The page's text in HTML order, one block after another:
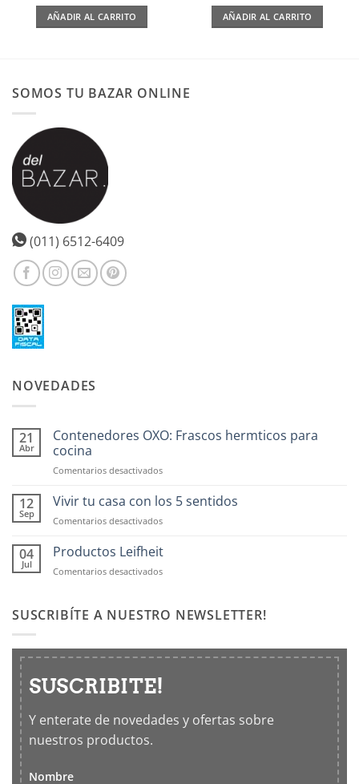
AÑADIR AL CARRITO AÑADIR AL CARRITO
SOMOS TU BAZAR ONLINE
(011) 6512-6409
NOVEDADES
21
Abr
Contenedores OXO: Frascos hermticos para
cocina
Comentarios desactivadosen
OXO:
Frascos
hermticos
cocina
12
Sep
Vivir tu casa con los 5 sentidos
Comentarios desactivadosen
tu
casa
con
sentidos
04
Jul
Productos Leifheit
Comentarios desactivadosen
SUSCRIBÍTE A NUESTRO NEWSLETTER!
SUSCRIBITE!
Y enterate de novedades y ofertas sobre
nuestros productos.
Nombre